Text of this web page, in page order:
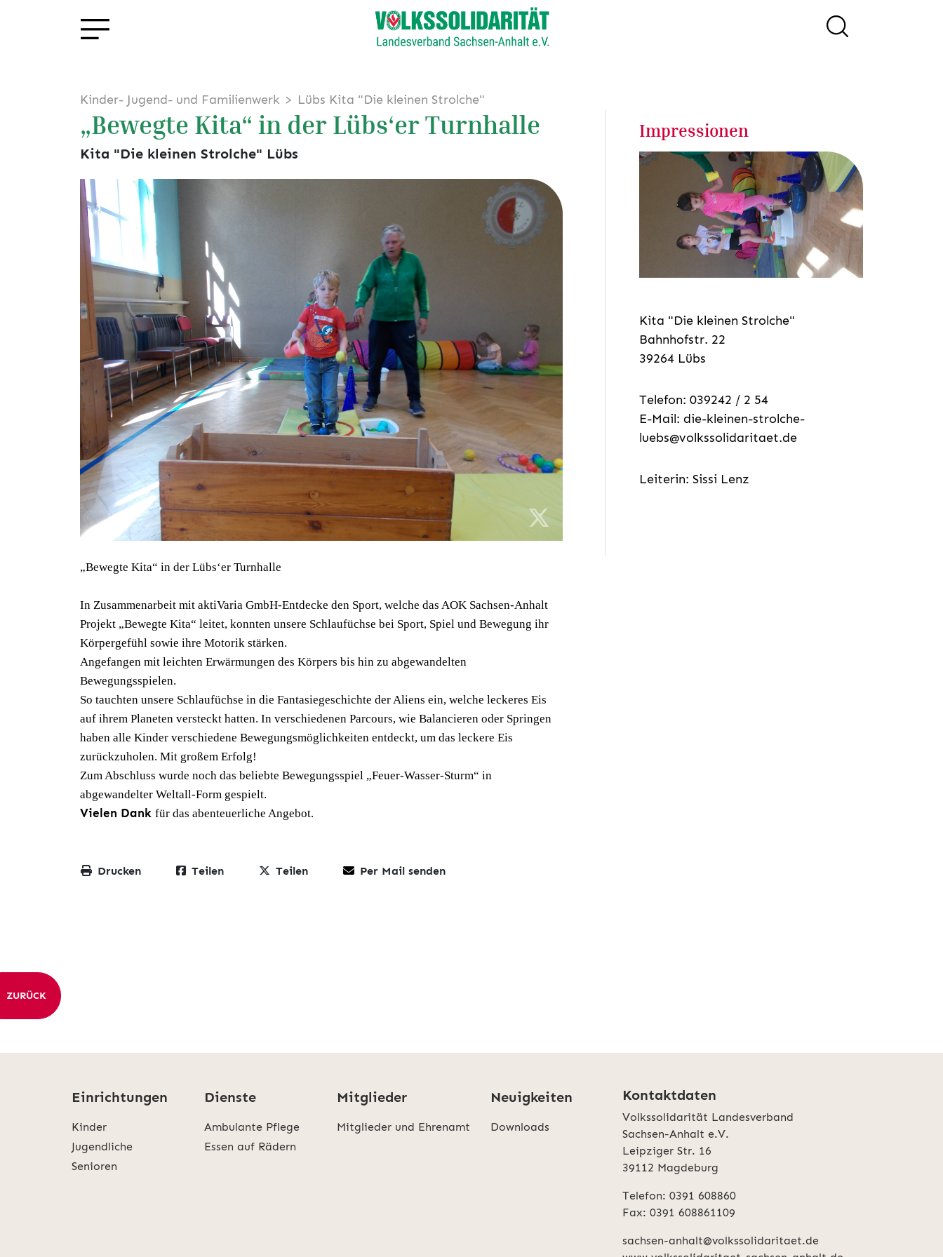
Kinder- Jugend- und Familienwerk Lübs Kita "Die kleinen Strolche"
„Bewegte Kita“ in der Lübs‘er Turnhalle
Kita "Die kleinen Strolche" Lübs
„Bewegte Kita“ in der Lübs‘er Turnhalle
In Zusammenarbeit mit aktiVaria GmbH-Entdecke den Sport, welche das AOK Sachsen-Anhalt
Projekt „Bewegte Kita“ leitet, konnten unsere Schlaufüchse bei Sport, Spiel und Bewegung ihr
Körpergefühl sowie ihre Motorik stärken.
Angefangen mit leichten Erwärmungen des Körpers bis hin zu abgewandelten
Bewegungsspielen.
So tauchten unsere Schlaufüchse in die Fantasiegeschichte der Aliens ein, welche leckeres Eis
auf ihrem Planeten versteckt hatten. In verschiedenen Parcours, wie Balancieren oder Springen
haben alle Kinder verschiedene Bewegungsmöglichkeiten entdeckt, um das leckere Eis
zurückzuholen. Mit großem Erfolg!
Zum Abschluss wurde noch das beliebte Bewegungsspiel „Feuer-Wasser-Sturm“ in
abgewandelter Weltall-Form gespielt.
Vielen Dank für das abenteuerliche Angebot.
Drucken Teilen Teilen Per Mail senden
Impressionen
Kita "Die kleinen Strolche"
Bahnhofstr. 22
39264 Lübs
Telefon: 039242 / 2 54
E-Mail: die-kleinen-strolche-
luebs@volkssolidaritaet.de
Leiterin: Sissi Lenz
ZURÜCK
Einrichtungen
Kinder
Jugendliche
Senioren
Dienste
Ambulante Pflege
Essen auf Rädern
Mitglieder
Mitglieder und Ehrenamt
Neuigkeiten
Downloads
Kontaktdaten
Volkssolidarität Landesverband
Sachsen-Anhalt e.V.
Leipziger Str. 16
39112 Magdeburg
Telefon: 0391 608860
Fax: 0391 608861109
sachsen-anhalt@volkssolidaritaet.de